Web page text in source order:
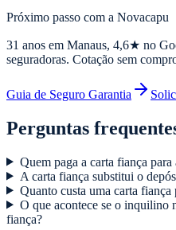
Próximo passo com a Novacapu
31 anos em Manaus, 4,6★ no
seguradoras. Cotação sem
Guia de Seguro Garantia
Perguntas
Quem paga a carta fiança para
A carta fiança substitui o
Quanto custa uma carta fiança
O que acontece se o inquilino
fiança?